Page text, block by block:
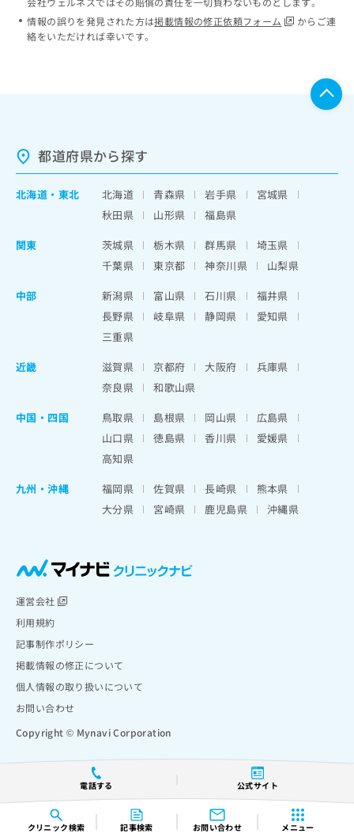
クリニック検索 記事検索 お問い合わせ メニュー
電話する 公式サイト
情報の誤りを発見された方は掲載情報の修正依頼フォーム
からご連
絡をいただければ幸いです。
都道府県から探す
北海道 ・ 東北 北海道 青森県 岩手県
宮城県
秋田県
山形県
福島県
関東
茨城県 栃木県 群馬県
埼玉県
千葉県
東京都 神奈川県
山梨県
中部
新潟県 富山県 石川県
福井県
長野県
岐阜県 静岡県
愛知県
三重県
近畿
滋賀県 京都府 大阪府
兵庫県
奈良県
和歌山県
中国・四国
鳥取県 島根県 岡山県
広島県
山口県
徳島県 香川県
愛媛県
高知県
九州・沖縄
福岡県 佐賀県 長崎県
熊本県
大分県
宮崎県 鹿児島県 沖縄県
運営会社
利用規約
記事制作ポリシー
掲載情報の修正について
個人情報の取り扱いについて
お問い合わせ
Copyright © Mynavi Corporation